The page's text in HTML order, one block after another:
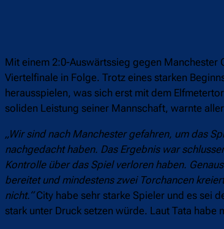
Mit einem 2:0-Auswärtssieg gegen Manchester
Viertelfinale in Folge. Trotz eines starken
herausspielen, was sich erst mit dem
soliden Leistung seiner Mannschaft, warnte
„Wir sind nach Manchester gefahren, um das
nachgedacht haben. Das Ergebnis war
Kontrolle über das Spiel verloren haben.
bereitet und mindestens zwei Torchancen
nicht.“City habe sehr starke Spieler und es sei
stark unter Druck setzen würde. Laut Tata habe